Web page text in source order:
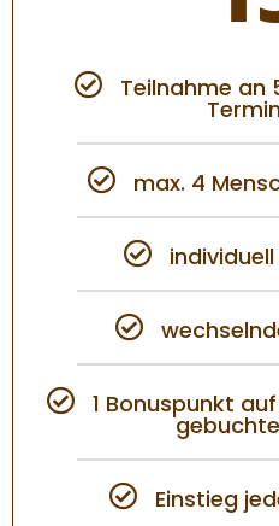
Teilnahme an
max. 4
1 Bonuspunkt
Einstieg